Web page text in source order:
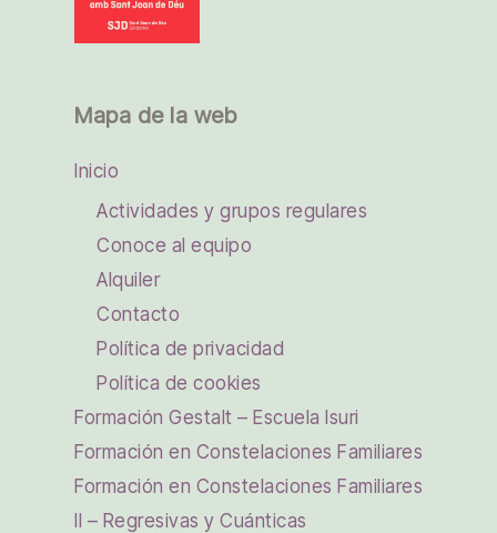
Mapa de la web
Inicio
Actividades y grupos regulares
Conoce al equipo
Alquiler
Contacto
Política de privacidad
Política de cookies
Formación Gestalt – Escuela Isuri
Formación en Constelaciones Familiares
Formación en Constelaciones Familiares
II – Regresivas y Cuánticas